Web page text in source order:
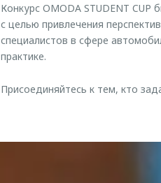
Конкурс OMODA STUDENT
с целью привлечения
специалистов в сфере
практике.
Присоединяйтесь к тем, кто